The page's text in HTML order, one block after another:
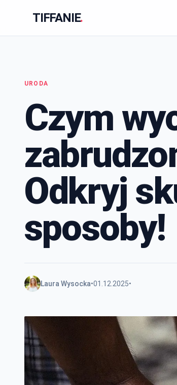
TIFFANIE.
URODA
Czym
Odkryj
sposoby!
Laura Wysocka•01.12.2025•